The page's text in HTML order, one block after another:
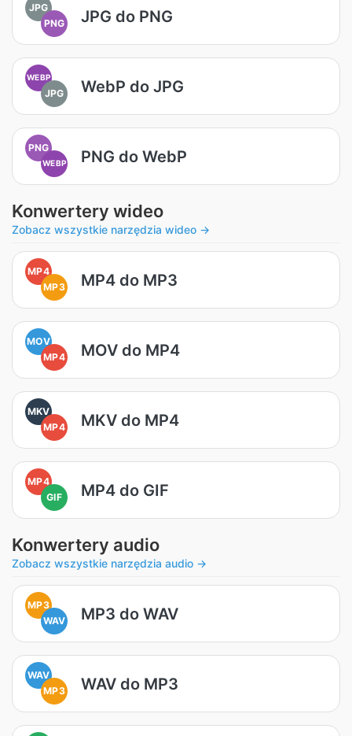
JPG
PNG
JPG do PNG
WEBP
JPG WebP do JPG
PNG
WEBP PNG do WebP
Konwertery wideo
Zobacz wszystkie narzędzia wideo →
MP4
MP3
MP4 do MP3
MOV
MP4
MOV do MP4
MKV
MP4
MKV do MP4
MP4
GIF
MP4 do GIF
Konwertery audio
Zobacz wszystkie narzędzia audio →
MP3
WAV
MP3 do WAV
WAV
MP3
WAV do MP3